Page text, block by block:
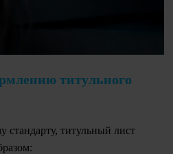
титульного
стандарту, титульный лист